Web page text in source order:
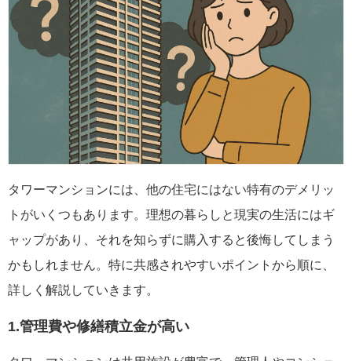
タワーマンションには、他の住宅にはない特有のデメリッ
トがいくつもあります。理想の暮らしと現実の生活にはギ
ャップがあり、それを知らずに購入すると後悔してしまう
かもしれません。特に共感されやすいポイントから順に、
詳しく解説していきます。
1.管理費や修繕積立金が高い